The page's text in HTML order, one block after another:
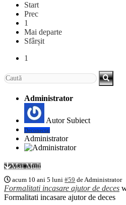
Start
Prec
1
Mai departe
Sfârșit
1
Administrator
Autor Subiect
Deconectat
Administrator
Mai Mult
acum 10 ani 5 luni #59 deAdministrator
Formalitati incasare ajutor de deces
Formalitati incasare ajutor de deces